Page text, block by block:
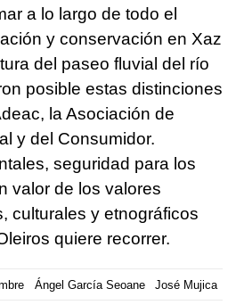
a lo largo de todo el
y conservación en Xaz
del paseo fluvial del río
posible estas distinciones
la Asociación de
y del Consumidor.
seguridad para los
valor de los valores
culturales y etnográficos
quiere recorrer.
Ángel García Seoane José Mujica